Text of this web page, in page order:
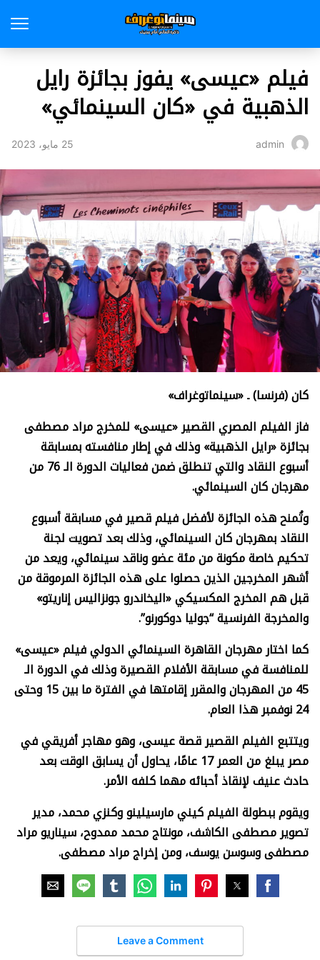
فيلم «عيسى» يفوز بجائزة رايل
الذهبية في «كان السينمائي»
admin 25 مايو، 2023
كان (فرنسا) ـ «سينماتوغراف»
فاز الفيلم المصري القصير «عيسى» للمخرج مراد مصطفى
بجائزة «رايل الذهبية» وذلك في إطار منافسته بمسابقة
أسبوع النقاد والتي تنطلق ضمن فعاليات الدورة الـ 76 من
مهرجان كان السينمائي.
وتُمنح هذه الجائزة لأفضل فيلم قصير في مسابقة أسبوع
النقاد بمهرجان كان السينمائي، وذلك بعد تصويت لجنة
تحكيم خاصة مكونة من مئة عضو وناقد سينمائي، ويعد من
أشهر المخرجين الذين حصلوا على هذه الجائزة المرموقة من
قبل هم المخرج المكسيكي «اليخاندرو جونزاليس إناريتو»
والمخرجة الفرنسية “جوليا دوكورنو”.
كما اختار مهرجان القاهرة السينمائي الدولي فيلم «عيسى»
للمنافسة في مسابقة الأفلام القصيرة وذلك في الدورة الـ
45 من المهرجان والمقرر إقامتها في الفترة ما بين 15 وحتى
24 نوفمبر هذا العام.
ويتتبع الفيلم القصير قصة عيسى، وهو مهاجر أفريقي في
مصر يبلغ من العمر 17 عامًا، يحاول أن يسابق الوقت بعد
حادث عنيف لإنقاذ أحبائه مهما كلفه الأمر.
ويقوم ببطولة الفيلم كيني مارسيلينو وكنزي محمد، مدير
تصوير مصطفى الكاشف، مونتاج محمد ممدوح، سيناريو مراد
مصطفى وسوسن يوسف، ومن إخراج مراد مصطفى.
Leave a Comment